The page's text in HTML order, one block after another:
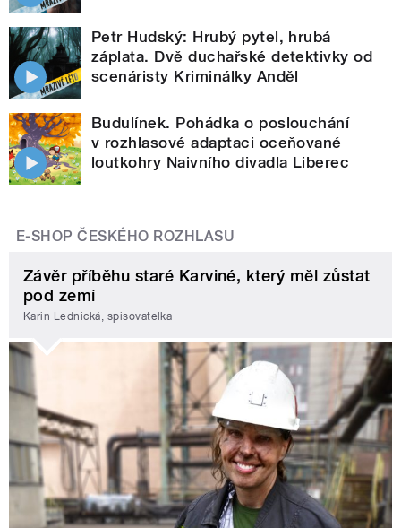
Petr Hudský: Hrubý pytel, hrubá
záplata. Dvě duchařské detektivky od
scenáristy Kriminálky Anděl
Budulínek. Pohádka o poslouchání
v rozhlasové adaptaci oceňované
loutkohry Naivního divadla Liberec
E-SHOP ČESKÉHO ROZHLASU
Závěr příběhu staré Karviné, který měl zůstat
pod zemí
Karin Lednická, spisovatelka